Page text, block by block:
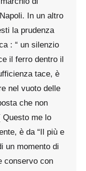
In un altro
la prudenza
: “ un silenzio
il ferro dentro il
tace, è
nel vuoto delle
che non
Questo me lo
è da “Il più e
un momento di
conservo con